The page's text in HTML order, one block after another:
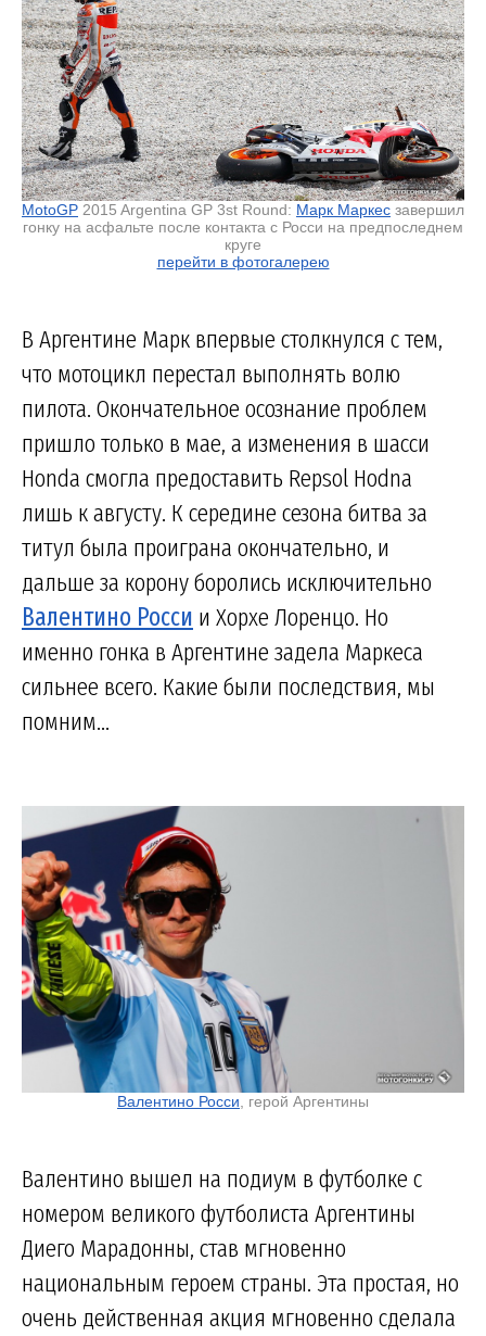
MotoGP 2015 Argentina GP 3st Round: Марк Маркес завершил
гонку на асфальте после контакта с Росси на предпоследнем
круге
перейти в фотогалерею
В Аргентине Марк впервые столкнулся с тем,
что мотоцикл перестал выполнять волю
пилота. Окончательное осознание проблем
пришло только в мае, а изменения в шасси
Honda смогла предоставить Repsol Hodna
лишь к августу. К середине сезона битва за
титул была проиграна окончательно, и
дальше за корону боролись исключительно
Валентино Росси и Хорхе Лоренцо. Но
именно гонка в Аргентине задела Маркеса
сильнее всего. Какие были последствия, мы
помним...
Валентино Росси, герой Аргентины
Валентино вышел на подиум в футболке с
номером великого футболиста Аргентины
Диего Марадонны, став мгновенно
национальным героем страны. Эта простая, но
очень действенная акция мгновенно сделала